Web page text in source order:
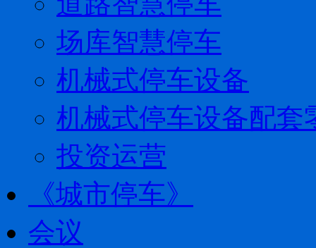
场库智慧停车
机械式停车设备
机械式停车设备配套
投资运营
《城市停车》
会议